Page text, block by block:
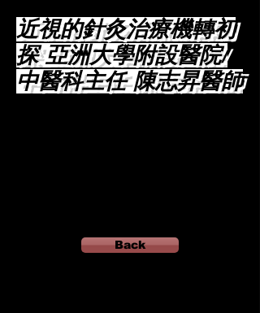
近視的針灸治療機轉初
探 亞洲大學附設醫院/
中醫科主任 陳志昇醫師
Back